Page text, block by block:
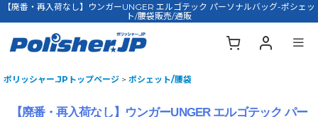
【廃番・再入荷なし】ウンガーUNGER エルゴテック パーソナルバッグ-ポシェッ
ト/腰袋販売/通販
ポリッシャー.JPトップページ > ポシェット/腰袋
【廃番・再入荷なし】ウンガーUNGER エルゴテック パー